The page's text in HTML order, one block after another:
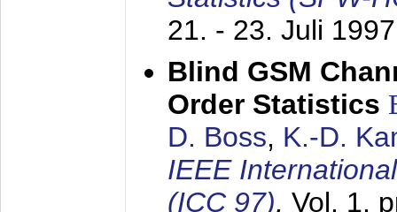
21. - 23. Juli 1997
Blind GSM
Order Statistics
D. Boss, K.-D.
IEEE
(ICC 97), Vol. 1,